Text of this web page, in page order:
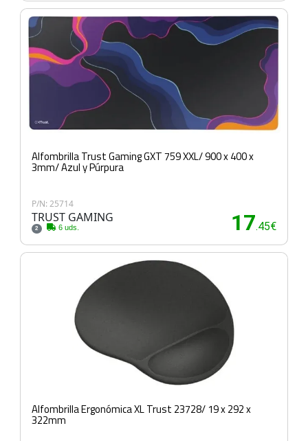
Alfombrilla Trust Gaming GXT 759 XXL/ 900 x 400 x
3mm/ Azul y Púrpura
P/N: 25714
TRUST GAMING
2 6 uds. 17.45€
Alfombrilla Ergonómica XL Trust 23728/ 19 x 292 x
322mm